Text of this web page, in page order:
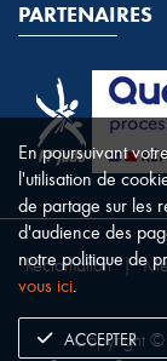
PARTENAIRES
Copyright
Réclamation |
En poursuivant
l'utilisation de
de partage sur les
d'audience des
notre politique de
vous ici.
ACCEPTER